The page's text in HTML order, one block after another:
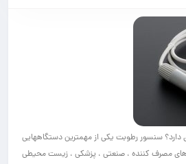
از مهمترین دستگاههایی
، پزشکی ، زیست محیطی